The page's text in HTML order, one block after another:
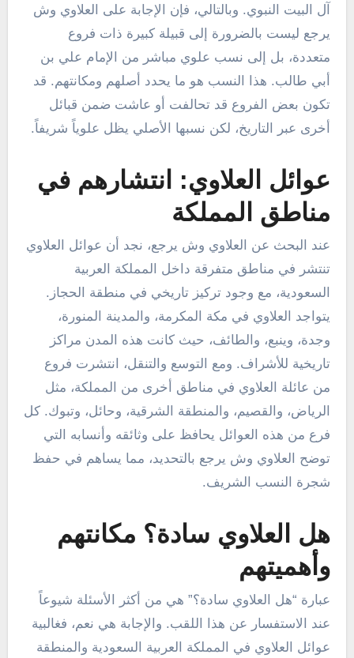
آل البيت النبوي. وبالتالي، فإن الإجابة على العلاوي وش
يرجع ليست بالضرورة إلى قبيلة كبيرة ذات فروع
متعددة، بل إلى نسب علوي مباشر من الإمام علي بن
أبي طالب. هذا النسب هو ما يحدد أصلهم ومكانتهم. قد
تكون بعض الفروع قد تحالفت أو عاشت ضمن قبائل
أخرى عبر التاريخ، لكن نسبها الأصلي يظل علوياً شريفاً.
عوائل العلاوي: انتشارهم في
مناطق المملكة
عند البحث عن العلاوي وش يرجع، نجد أن عوائل العلاوي
تنتشر في مناطق متفرقة داخل المملكة العربية
السعودية، مع وجود تركيز تاريخي في منطقة الحجاز.
يتواجد العلاوي في مكة المكرمة، والمدينة المنورة،
وجدة، وينبع، والطائف، حيث كانت هذه المدن مراكز
تاريخية للأشراف. ومع التوسع والتنقل، انتشرت فروع
من عائلة العلاوي في مناطق أخرى من المملكة، مثل
الرياض، والقصيم، والمنطقة الشرقية، وحائل، وتبوك. كل
فرع من هذه العوائل يحافظ على وثائقه وأنسابه التي
توضح العلاوي وش يرجع بالتحديد، مما يساهم في حفظ
شجرة النسب الشريف.
هل العلاوي سادة؟ مكانتهم
وأهميتهم
عبارة “هل العلاوي سادة؟” هي من أكثر الأسئلة شيوعاً
عند الاستفسار عن هذا اللقب. والإجابة هي نعم، فغالبية
عوائل العلاوي في المملكة العربية السعودية والمنطقة